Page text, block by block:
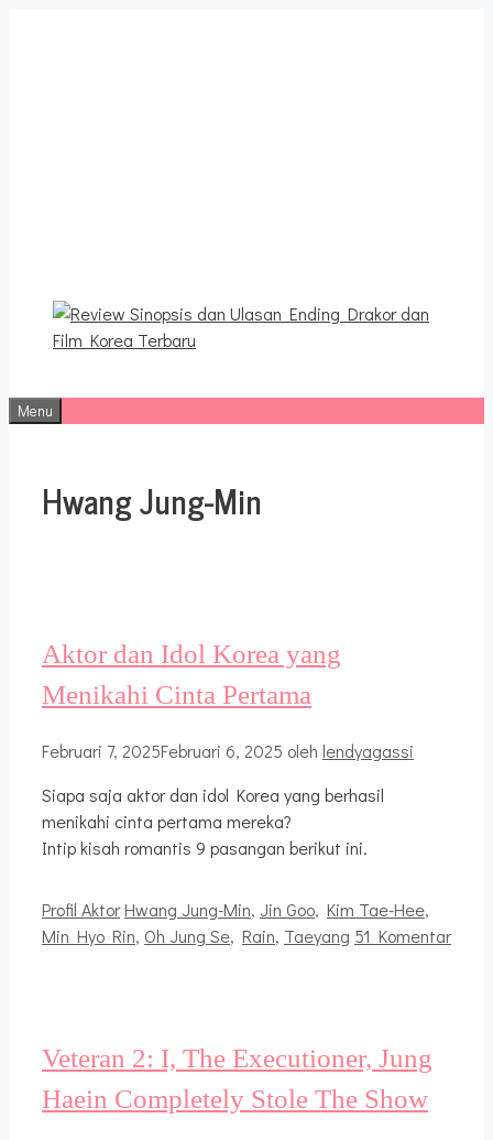
Menu
Hwang Jung-Min
Aktor dan Idol Korea yang
Menikahi Cinta Pertama
Februari 7, 2025Februari 6, 2025 oleh lendyagassi
Siapa saja aktor dan idol Korea yang berhasil
menikahi cinta pertama mereka?
Intip kisah romantis 9 pasangan berikut ini.
Kategori
Profil AktorTag
Hwang Jung-Min, Jin Goo, Kim Tae-Hee,
Min Hyo Rin, Oh Jung Se, Rain, Taeyang 51 Komentar
Veteran 2: I, The Executioner, Jung
Haein Completely Stole The Show